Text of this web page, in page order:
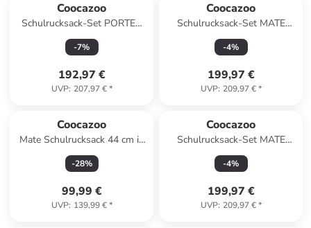
Coocazoo
Schulrucksack-Set PORTER
"Aurora Glow" 3-tlg. in Lila
-7%
192,97 €
UVP: 207,97 €*
Coocazoo
Schulrucksack-Set MATE
"Aurora Glow" 3-tlg. in Lila
-4%
199,97 €
UVP: 209,97 €*
Coocazoo
Mate Schulrucksack 44 cm in
lime flash
-28%
99,99 €
UVP: 139,99 €*
Coocazoo
Schulrucksack-Set MATE
"Colour Drift" 3-tlg. in
Schwarz
-4%
199,97 €
UVP: 209,97 €*